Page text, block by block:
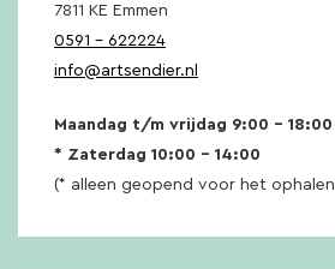
7811 KE Emmen
0591 – 622224
info@artsendier.nl
Maandag t/m vrijdag 9:00 – 18:00
* Zaterdag 10:00 – 14:00
(* alleen geopend voor het